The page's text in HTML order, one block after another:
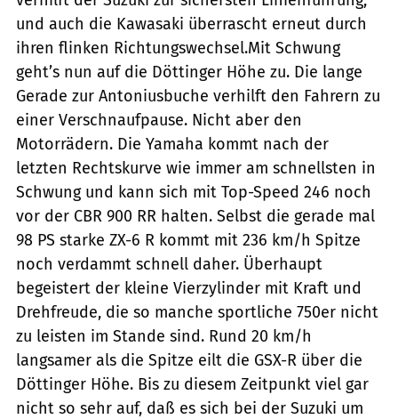
und auch die Kawasaki überrascht erneut durch
ihren flinken Richtungswechsel.Mit Schwung
geht’s nun auf die Döttinger Höhe zu. Die lange
Gerade zur Antoniusbuche verhilft den Fahrern zu
einer Verschnaufpause. Nicht aber den
Motorrädern. Die Yamaha kommt nach der
letzten Rechtskurve wie immer am schnellsten in
Schwung und kann sich mit Top-Speed 246 noch
vor der CBR 900 RR halten. Selbst die gerade mal
98 PS starke ZX-6 R kommt mit 236 km/h Spitze
noch verdammt schnell daher. Überhaupt
begeistert der kleine Vierzylinder mit Kraft und
Drehfreude, die so manche sportliche 750er nicht
zu leisten im Stande sind. Rund 20 km/h
langsamer als die Spitze eilt die GSX-R über die
Döttinger Höhe. Bis zu diesem Zeitpunkt viel gar
nicht so sehr auf, daß es sich bei der Suzuki um